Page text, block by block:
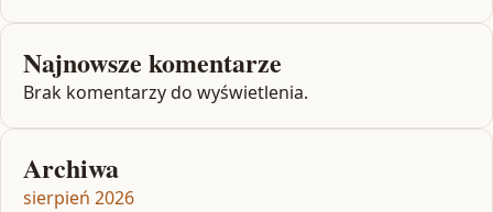
Najnowsze komentarze
Brak komentarzy do wyświetlenia.
Archiwa
sierpień 2026